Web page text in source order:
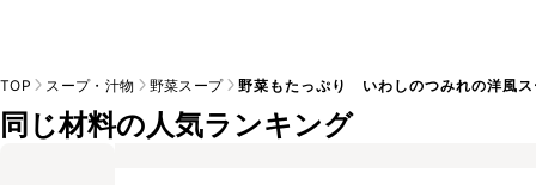
TOP スープ・汁物 野菜スープ 野菜もたっぷり いわしのつみれの洋風ス
同じ材料の人気ランキング